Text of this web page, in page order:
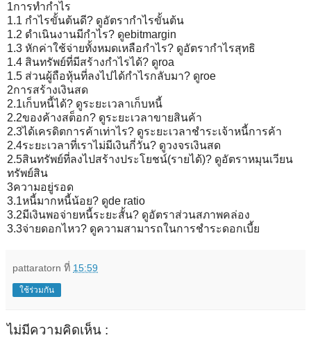
1การทำกำไร
1.1 กำไรขั้นต้นดี? ดูอัตรากำไรขั้นต้น
1.2 ดำเนินงานมีกำไร? ดูebitmargin
1.3 หักค่าใช้จ่ายทั้งหมดเหลือกำไร? ดูอัตรากำไรสุทธิ
1.4 สินทรัพย์ที่มีสร้างกำไรได้? ดูroa
1.5 ส่วนผู้ถือหุ้นที่ลงไปได้กำไรกลับมา? ดูroe
2การสร้างเงินสด
2.1เก็บหนี้ได้? ดูระยะเวลาเก็บหนี้
2.2ของค้างสต็อก? ดูระยะเวลาขายสินค้า
2.3ได้เครดิตการค้าเท่าไร? ดูระยะเวลาชำระเจ้าหนี้การค้า
2.4ระยะเวลาที่เราไม่มีเงินกี่วัน? ดูวงจรเงินสด
2.5สินทรัพย์ที่ลงไปสร้างประโยชน์(รายได้)? ดูอัตราหมุนเวียน
ทรัพย์สิน
3ความอยู่รอด
3.1หนี้มากหนี้น้อย? ดูde ratio
3.2มีเงินพอจ่ายหนี้ระยะสั้น? ดูอัตราส่วนสภาพคล่อง
3.3จ่ายดอกไหว? ดูความสามารถในการชำระดอกเบี้ย
pattaratorn ที่ 15:59
ใช้ร่วมกัน
ไม่มีความคิดเห็น :